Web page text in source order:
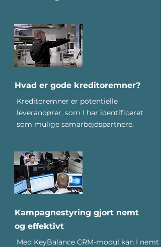
Hvad er gode kreditoremner?
Kreditoremner er potentielle
leverandører, som I har identificeret
som mulige samarbejdspartnere.
Kampagnestyring gjort nemt
og effektivt
Med KeyBalance CRM-modul kan I nemt